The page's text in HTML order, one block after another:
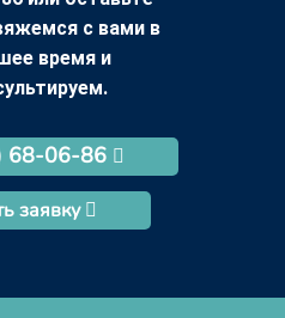
с вами в
время и
68-06-86
заявку